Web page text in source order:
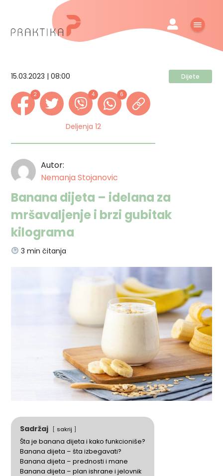
15.03.2023 | 08:00 Dijete
2 4 6
Deljenja 12
Autor:
Nemanja Stojanovic
Banana dijeta – idelana za
mršavaljenje i brzi gubitak
kilograma
3 min čitanja
Sadržaj sakrij
Šta je banana dijeta i kako funkcioniše?
Banana dijeta – šta izbegavati?
Banana dijeta – prednosti i mane
Banana dijeta – plan ishrane i jelovnik